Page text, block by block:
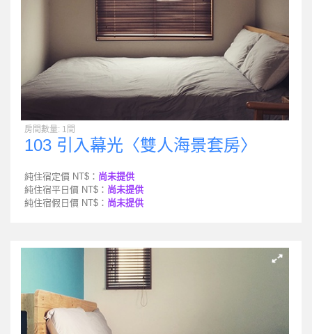
房間數量: 1間
103 引入幕光〈雙人海景套房〉
純住宿定價 NT$： 尚未提供
純住宿平日價 NT$： 尚未提供
純住宿假日價 NT$： 尚未提供